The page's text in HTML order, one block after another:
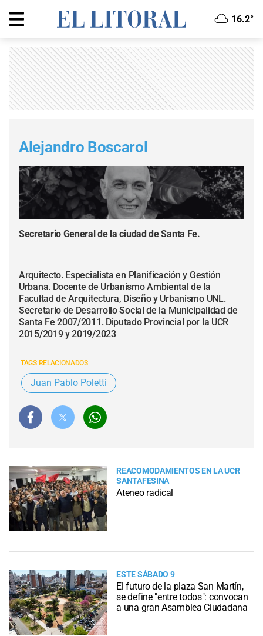
16.2°
Alejandro Boscarol
Secretario General de la ciudad de Santa Fe.
Arquitecto. Especialista en Planificación y Gestión
Urbana. Docente de Urbanismo Ambiental de la
Facultad de Arquitectura, Diseño y Urbanismo UNL.
Secretario de Desarrollo Social de la Municipalidad de
Santa Fe 2007/2011. Diputado Provincial por la UCR
2015/2019 y 2019/2023
TAGS RELACIONADOS
Juan Pablo Poletti
REACOMODAMIENTOS EN LA UCR
SANTAFESINA
Ateneo radical
ESTE SÁBADO 9
El futuro de la plaza San Martín,
se define "entre todos": convocan
a una gran Asamblea Ciudadana